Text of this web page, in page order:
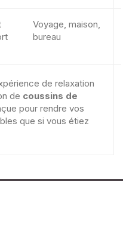
Voyage, maison,
bureau
de relaxation
de coussins de
pour rendre vos
que si vous étiez